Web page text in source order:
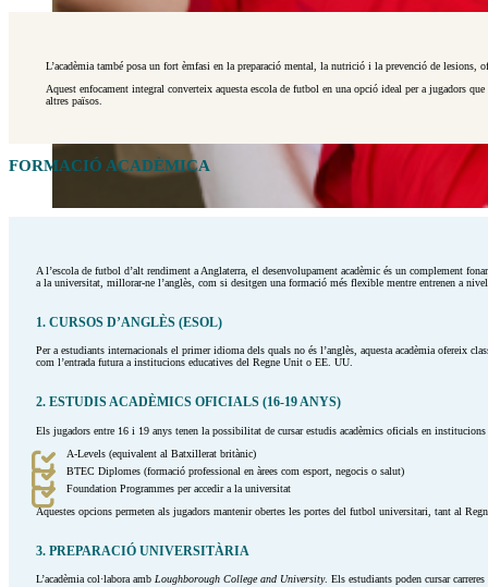
L’acadèmia també posa un fort èmfasi en la preparació mental, la nutrició i la prevenció de
Aquest enfocament integral converteix aquesta escola de futbol en una opció ideal per a jugadors
altres països.
FORMACIÓ ACADÈMICA
A l’escola de futbol d’alt rendiment a Anglaterra, el desenvolupament acadèmic és un complement
a la universitat, millorar-ne l’anglès, com si desitgen una formació més flexible mentre entrenen a
1. CURSOS D’ANGLÈS (ESOL)
Per a estudiants internacionals el primer idioma dels quals no és l’anglès, aquesta acadèmia ofereix
com l’entrada futura a institucions educatives del Regne Unit o EE. UU.
2. ESTUDIS ACADÈMICS OFICIALS (16-19 ANYS)
Els jugadors entre 16 i 19 anys tenen la possibilitat de cursar estudis acadèmics oficials en
A-Levels (equivalent al Batxillerat britànic)
BTEC Diplomes (formació professional en àrees com esport, negocis o salut)
Foundation Programmes per accedir a la universitat
Aquestes opcions permeten als jugadors mantenir obertes les portes del futbol universitari, tant al
3. PREPARACIÓ UNIVERSITÀRIA
L’acadèmia col·labora amb Loughborough College and University. Els estudiants poden cursar